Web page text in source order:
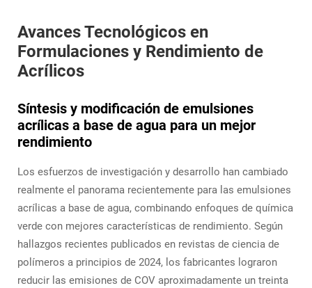
Avances Tecnológicos en
Formulaciones y Rendimiento de
Acrílicos
Síntesis y modificación de emulsiones
acrílicas a base de agua para un mejor
rendimiento
Los esfuerzos de investigación y desarrollo han cambiado
realmente el panorama recientemente para las emulsiones
acrílicas a base de agua, combinando enfoques de química
verde con mejores características de rendimiento. Según
hallazgos recientes publicados en revistas de ciencia de
polímeros a principios de 2024, los fabricantes lograron
reducir las emisiones de COV aproximadamente un treinta